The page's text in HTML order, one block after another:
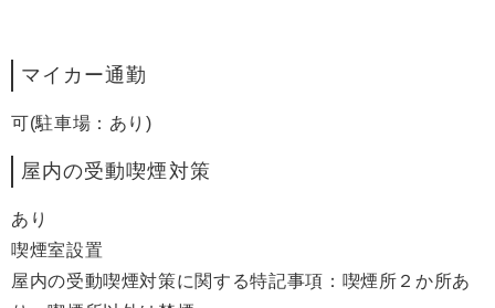
マイカー通勤
可(駐車場：あり)
屋内の受動喫煙対策
あり
喫煙室設置
屋内の受動喫煙対策に関する特記事項：喫煙所２か所あ